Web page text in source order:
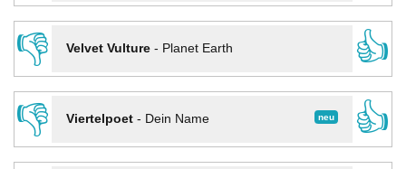
👎
Velvet Vulture- Planet Earth
👍
👎
neu
Viertelpoet- Dein Name
👍